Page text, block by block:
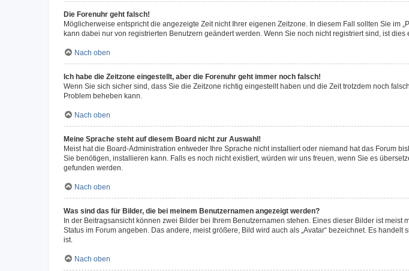
Die Forenuhr geht falsch!
Möglicherweise entspricht die angezeigte Zeit nicht Ihrer eigenen Zeitzone. In diesem Fall sollten Sie im
kann dabei nur von registrierten Benutzern geändert werden. Wenn Sie noch nicht registriert sind, ist dies
Nach oben
Ich habe die Zeitzone eingestellt, aber die Forenuhr geht immer noch falsch!
Wenn Sie sich sicher sind, dass Sie die Zeitzone richtig eingestellt haben und die Zeit trotzdem noch
Problem beheben kann.
Nach oben
Meine Sprache steht auf diesem Board nicht zur Auswahl!
Meist hat die Board-Administration entweder Ihre Sprache nicht installiert oder niemand hat das Forum
Sie benötigen, installieren kann. Falls es noch nicht existiert, würden wir uns freuen, wenn Sie es
gefunden werden.
Nach oben
Was sind das für Bilder, die bei meinem Benutzernamen angezeigt werden?
In der Beitragsansicht können zwei Bilder bei Ihrem Benutzernamen stehen. Eines dieser Bilder ist
Status im Forum angeben. Das andere, meist größere, Bild wird auch als „Avatar“ bezeichnet. Es
ist.
Nach oben